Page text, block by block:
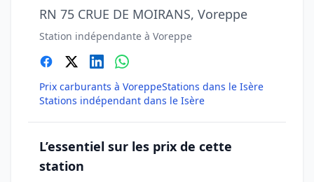
RN 75 CRUE DE MOIRANS, Voreppe
Station indépendante à Voreppe
Prix carburants à VoreppeStations dans le Isère
Stations indépendant dans le Isère
L’essentiel sur les prix de cette
station